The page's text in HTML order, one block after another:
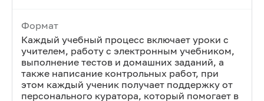
Формат
Каждый учебный процесс включает уроки с
учителем, работу с электронным учебником,
выполнение тестов и домашних заданий, а
также написание контрольных работ, при
этом каждый ученик получает поддержку от
персонального куратора, который помогает в